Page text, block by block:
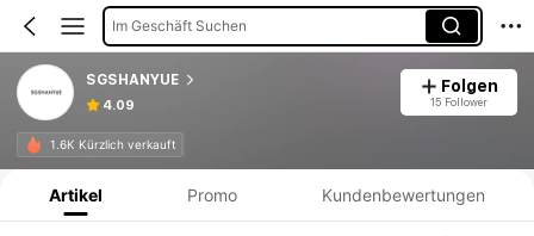
Im Geschäft Suchen
SGSHANYUE
4.09
Folgen
15 Follower
1.6K Kürzlich verkauft
Produktinformation: Preisangabe, Verkaufs- und Lagerbestandsdetails.
Artikel Promo Kundenbewertungen